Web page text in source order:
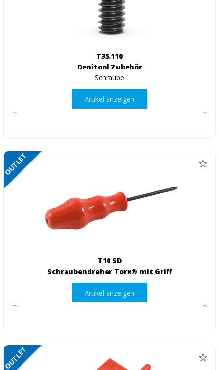
T35.110
Denitool Zubehör
Schraube
Artikel anzeigen
NETTO
OUTLET
T10 SD
Schraubendreher Torx® mit Griff
Artikel anzeigen
NETTO
OUTLET